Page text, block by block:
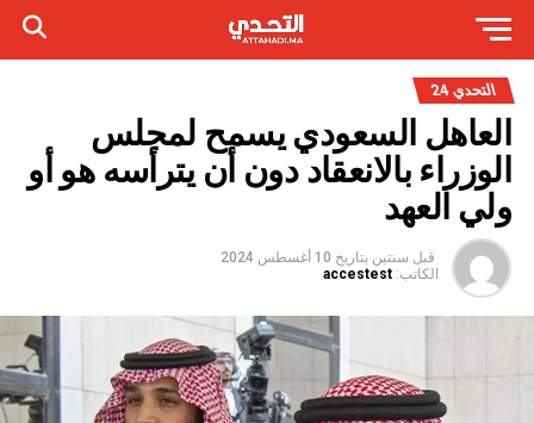
التحدي 24
العاهل السعودي يسمح لمجلس
الوزراء بالانعقاد دون أن يترأسه هو أو
ولي العهد
قبل سنتين بتاريخ 10 أغسطس 2024
الكاتب: accestest